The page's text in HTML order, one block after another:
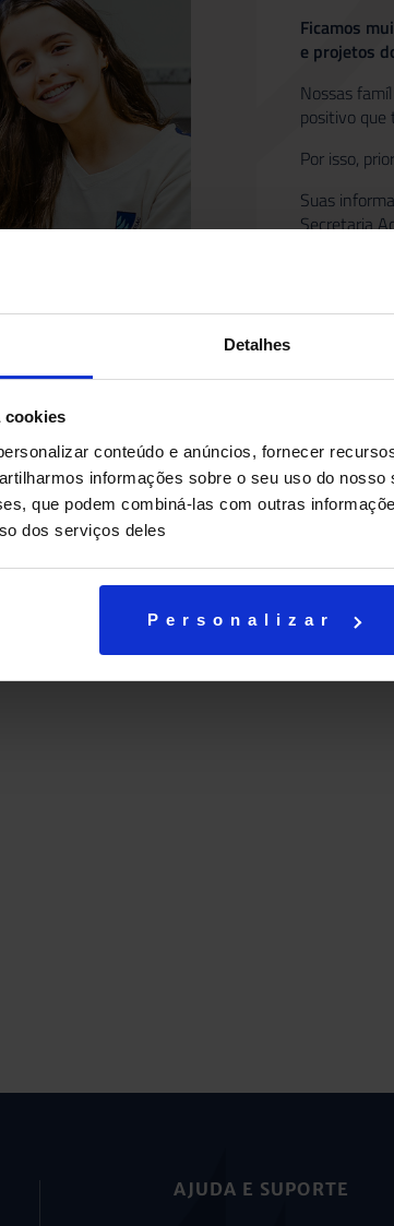
Detalhes
cookies
conteúdo e anúncios, fornecer
informações sobre o seu uso do
que podem combiná-las com outras
dos serviços deles
Personalizar
Ficamos
e projetos
Nossas
positivo que
Por isso,
Suas
Secretaria
Também
Lembre-se
para
Se preferir,
AJUDA E SUPORTE